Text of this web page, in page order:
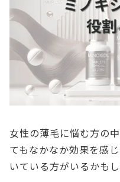
女性の薄毛に悩む方の
てもなかなか効果を感
いている方がいるかもし